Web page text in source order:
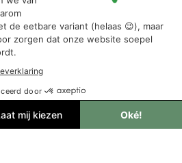
Blue Eye
ogende stranden van
kustplaatsen zoals
Albanië via traditionele